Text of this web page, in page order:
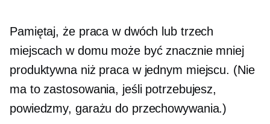
Pamiętaj, że praca w dwóch lub trzech
miejscach w domu może być znacznie mniej
produktywna niż praca w jednym miejscu. (Nie
ma to zastosowania, jeśli potrzebujesz,
powiedzmy, garażu do przechowywania.)